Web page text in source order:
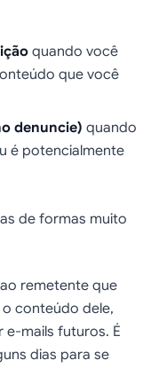
quando você
que você
denuncie) quando
é potencialmente
de formas muito
remetente que
conteúdo dele,
mails futuros. É
dias para se